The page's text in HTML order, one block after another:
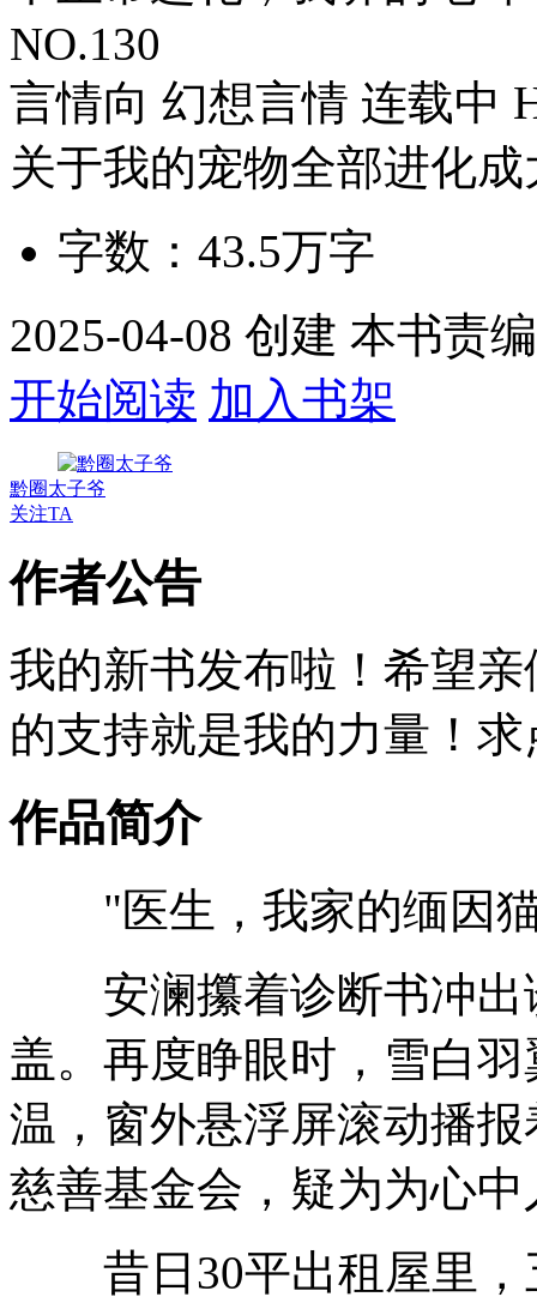
NO.130
言情向 幻想言情 连载中
关于我的宠物全部进化
字数： 43.5万字
2025-04-08 创建 本书责
开始阅读 加入书架
黔圈太子爷
关注TA
作者公告
我的新书发布啦！希望
的支持就是我的力量！
作品简介
"医生，我家的缅因猫
安澜攥着诊断书冲出
盖。再度睁眼时，雪白
温，窗外悬浮屏滚动播
慈善基金会，疑为为心
昔日30平出租屋里，